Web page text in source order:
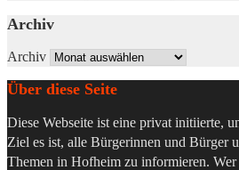
Archiv
Archiv
Über diese Seite
Diese Webseite ist eine privat initiierte,
Ziel es ist, alle Bürgerinnen und Bürger
Themen in Hofheim zu informieren.